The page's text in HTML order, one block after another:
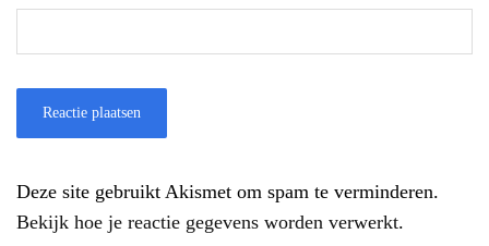
Deze site gebruikt Akismet om spam te verminderen.
Bekijk hoe je reactie gegevens worden verwerkt.